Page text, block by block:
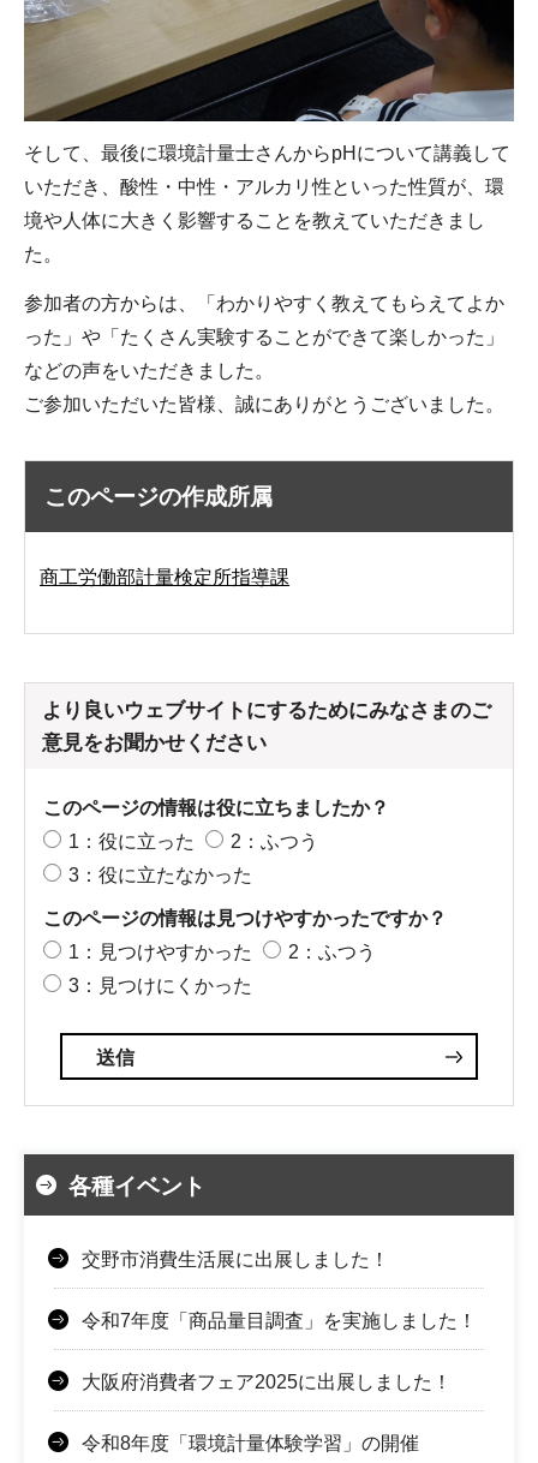
そして、最後に環境計量士さんからpHについて講義して
いただき、酸性・中性・アルカリ性といった性質が、環
境や人体に大きく影響することを教えていただきまし
た。
参加者の方からは、「わかりやすく教えてもらえてよか
った」や「たくさん実験することができて楽しかった」
などの声をいただきました。
ご参加いただいた皆様、誠にありがとうございました。
このページの作成所属
商工労働部計量検定所指導課
より良いウェブサイトにするためにみなさまのご
意見をお聞かせください
このページの情報は役に立ちましたか？
1：役に立った
2：ふつう
3：役に立たなかった
このページの情報は見つけやすかったですか？
1：見つけやすかった
2：ふつう
3：見つけにくかった
各種イベント
交野市消費生活展に出展しました！
令和7年度「商品量目調査」を実施しました！
大阪府消費者フェア2025に出展しました！
令和8年度「環境計量体験学習」の開催